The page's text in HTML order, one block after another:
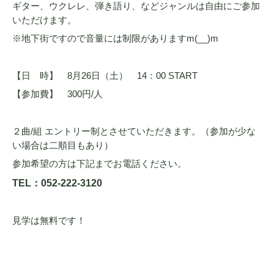
ギター、ウクレレ、弾き語り、などジャンルは自由にご参加
いただけます。
※地下街ですので音量には制限がありますm(__)m
【日 時】 8月26日（土） 14：00 START
【参加費】 300円/人
２曲/組 エントリー制とさせていただきます。（参加が少な
い場合は二順目もあり）
参加希望の方は下記までお電話ください。
TEL：052-222-3120
見学は無料です！